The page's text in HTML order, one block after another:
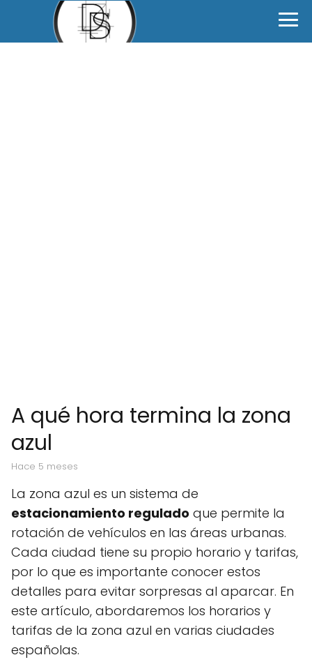
A qué hora termina la zona
azul
hace 5 meses
La zona azul es un sistema de
estacionamiento regulado que permite la
rotación de vehículos en las áreas urbanas.
Cada ciudad tiene su propio horario y tarifas,
por lo que es importante conocer estos
detalles para evitar sorpresas al aparcar. En
este artículo, abordaremos los horarios y
tarifas de la zona azul en varias ciudades
españolas.